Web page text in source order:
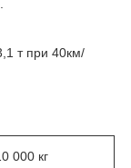
т при 40км/
000 кг